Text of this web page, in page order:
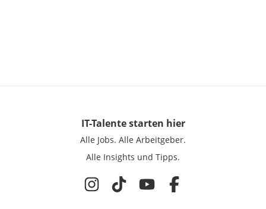
IT-Talentestarten hier
Alle Jobs. Alle Arbeitgeber.
Alle Insights und Tipps.